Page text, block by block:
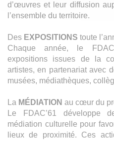
d’œuvres et leur diffusion
l’ensemble du territoire.
Des EXPOSITIONS toute
Chaque année, le
expositions issues de la
artistes, en partenariat avec
musées, médiathèques,
La MÉDIATION au cœur du
Le FDAC’61 développe
médiation culturelle pour
lieux de proximité. Ces